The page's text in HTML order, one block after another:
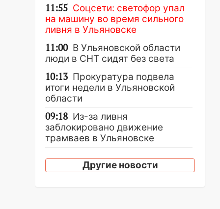
11:55 Соцсети: светофор упал
на машину во время сильного
ливня в Ульяновске
11:00 В Ульяновской области
люди в СНТ сидят без света
10:13 Прокуратура подвела
итоги недели в Ульяновской
области
09:18 Из-за ливня
заблокировано движение
трамваев в Ульяновске
09:15 Ураган, изнасилование
ребенка, автоподставы и атака
Другие новости